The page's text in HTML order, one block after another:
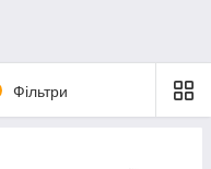
Фільтри